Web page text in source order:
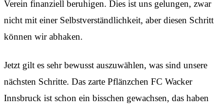
Verein finanziell beruhigen. Dies ist uns gelungen, zwar
nicht mit einer Selbstverständlichkeit, aber diesen Schritt
können wir abhaken.
Jetzt gilt es sehr bewusst auszuwählen, was sind unsere
nächsten Schritte. Das zarte Pflänzchen FC Wacker
Innsbruck ist schon ein bisschen gewachsen, das haben